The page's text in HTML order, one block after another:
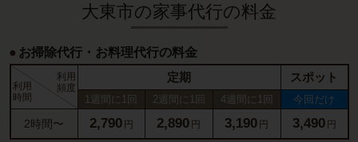
大東市の家事代行の料金
お掃除代行・お料理代行の料金
利用
時間
利用
頻度
定期 スポット
1週間に1回 2週間に1回 4週間に1回 今回だけ
2時間〜 2,790 円 2,890 円 3,190 円 3,490 円